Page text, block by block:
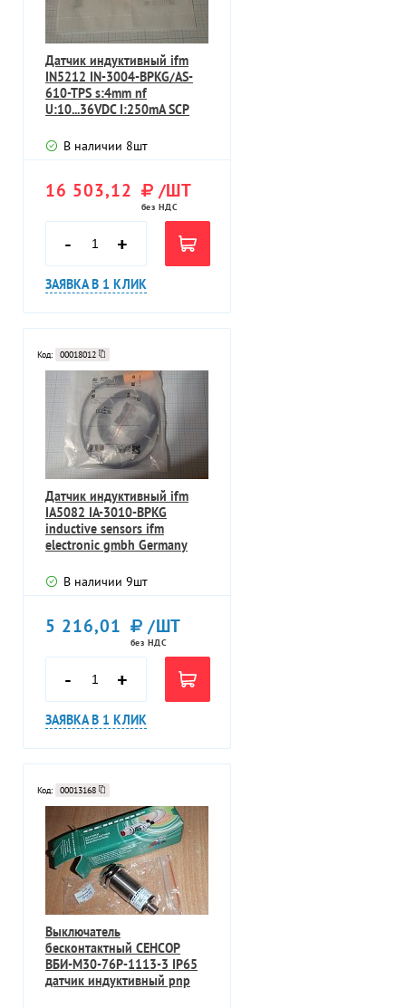
Датчик индуктивный ifm
IN5212 IN-3004-BPKG/AS-
610-TPS s:4mm nf
U:10...36VDC I:250mA SCP
В наличии 8шт
16 503,12 /ШТ
без НДС
- +
ЗАЯВКА В 1 КЛИК
Код: 00018012
Датчик индуктивный ifm
IA5082 IA-3010-BPKG
inductive sensors ifm
electronic gmbh Germany
В наличии 9шт
5 216,01 /ШТ
без НДС
- +
ЗАЯВКА В 1 КЛИК
Код: 00013168
Выключатель
бесконтактный СЕНСОР
ВБИ-М30-76Р-1113-3 IP65
датчик индуктивный pnp